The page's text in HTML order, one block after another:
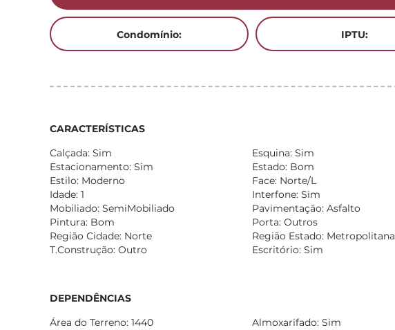
Condomínio: IPTU:
CARACTERÍSTICAS
Calçada: Sim
Esquina: Sim
Estacionamento: Sim
Estado: Bom
Estilo: Moderno
Face: Norte/L
Idade: 1
Interfone: Sim
Mobiliado: SemiMobiliado
Pavimentação: Asfalto
Pintura: Bom
Porta: Outros
Região Cidade: Norte
Região Estado: Metropolitana
T.Construção: Outro
Escritório: Sim
DEPENDÊNCIAS
Área do Terreno: 1440
Almoxarifado: Sim